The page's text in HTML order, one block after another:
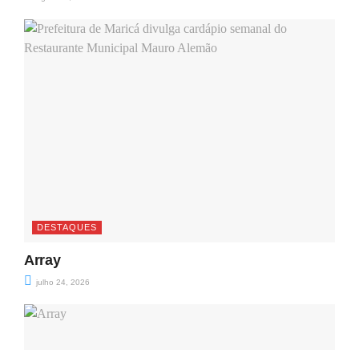
DESTAQUES
Array
julho 24, 2026